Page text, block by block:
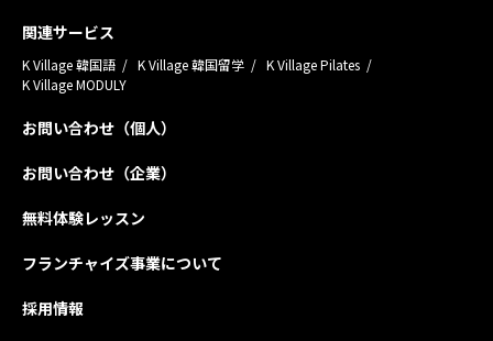
関連サービス
K Village 韓国語 K Village 韓国留学
K Village Pilates
K Village MODULY
お問い合わせ（個人）
お問い合わせ（企業）
無料体験レッスン
フランチャイズ事業について
採用情報